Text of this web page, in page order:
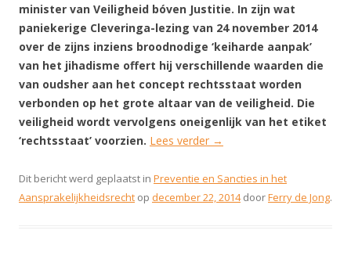
minister van Veiligheid bóven Justitie. In zijn wat
paniekerige Cleveringa-lezing van 24 november 2014
over de zijns inziens broodnodige ‘keiharde aanpak’
van het jihadisme offert hij verschillende waarden die
van oudsher aan het concept rechtsstaat worden
verbonden op het grote altaar van de veiligheid. Die
veiligheid wordt vervolgens oneigenlijk van het etiket
‘rechtsstaat’ voorzien. Lees verder →
Dit bericht werd geplaatst in Preventie en Sancties in het
Aansprakelijkheidsrecht op december 22, 2014doorFerry de Jong.